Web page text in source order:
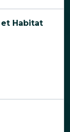
Habitat